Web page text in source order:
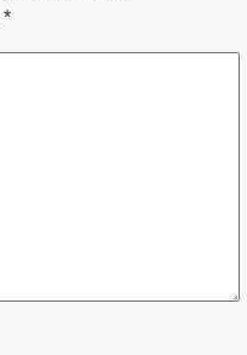
*